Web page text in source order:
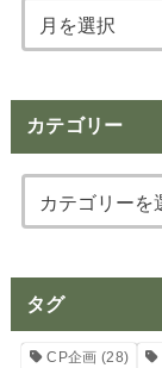
カテゴリー
タグ
CP企画 (28)